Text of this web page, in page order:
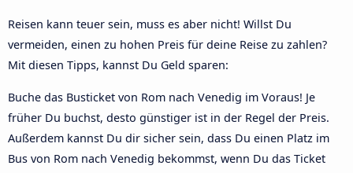
Reisen kann teuer sein, muss es aber nicht! Willst Du
vermeiden, einen zu hohen Preis für deine Reise zu zahlen?
Mit diesen Tipps, kannst Du Geld sparen:
Buche das Busticket von Rom nach Venedig im Voraus! Je
früher Du buchst, desto günstiger ist in der Regel der Preis.
Außerdem kannst Du dir sicher sein, dass Du einen Platz im
Bus von Rom nach Venedig bekommst, wenn Du das Ticket